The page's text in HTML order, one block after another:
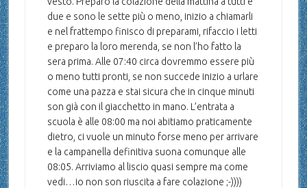
due e sono le sette più o meno, inizio a chiamarli
e nel frattempo finisco di preparami, rifaccio i letti
e preparo la loro merenda, se non l’ho fatto la
sera prima. Alle 07:40 circa dovremmo essere più
o meno tutti pronti, se non succede inizio a urlare
come una pazza e stai sicura che in cinque minuti
son già con il giacchetto in mano. L’entrata a
scuola è alle 08:00 ma noi abitiamo praticamente
dietro, ci vuole un minuto forse meno per arrivare
e la campanella definitiva suona comunque alle
08:05. Arriviamo al liscio quasi sempre ma come
vedi…io non son riuscita a fare colazione ;-))))